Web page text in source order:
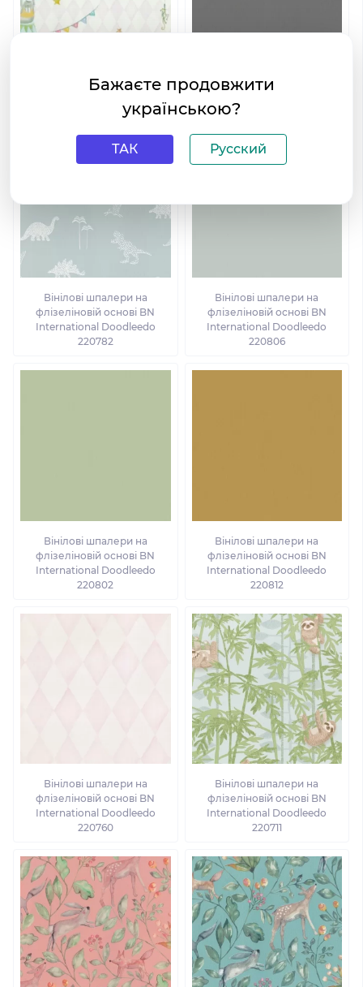
International Doodleedo
International Doodleedo
Вінілові шпалери на
флізеліновій основі BN
International Doodleedo
220782
Вінілові шпалери на
флізеліновій основі BN
International Doodleedo
220806
Вінілові шпалери на
флізеліновій основі BN
International Doodleedo
220802
Вінілові шпалери на
флізеліновій основі BN
International Doodleedo
220812
Вінілові шпалери на
флізеліновій основі BN
International Doodleedo
220760
Вінілові шпалери на
флізеліновій основі BN
International Doodleedo
220711
Бажаєте продовжити
українською?
ТАК Русский